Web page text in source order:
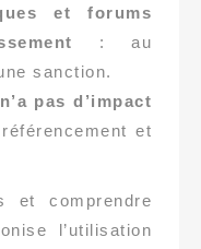
et forums
: au
sanction.
pas d’impact
et
et comprendre
l’utilisation